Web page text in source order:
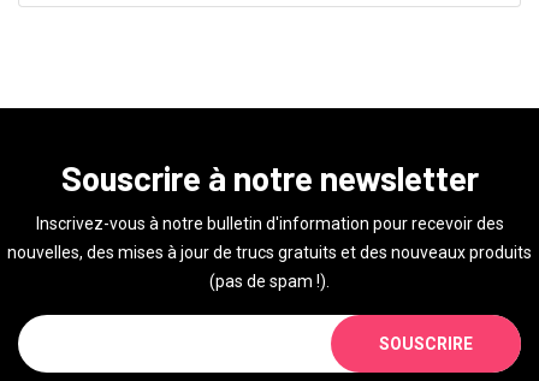
Souscrire à notre newsletter
Inscrivez-vous à notre bulletin d'information pour recevoir des
nouvelles, des mises à jour de trucs gratuits et des nouveaux produits
(pas de spam !).
SOUSCRIRE